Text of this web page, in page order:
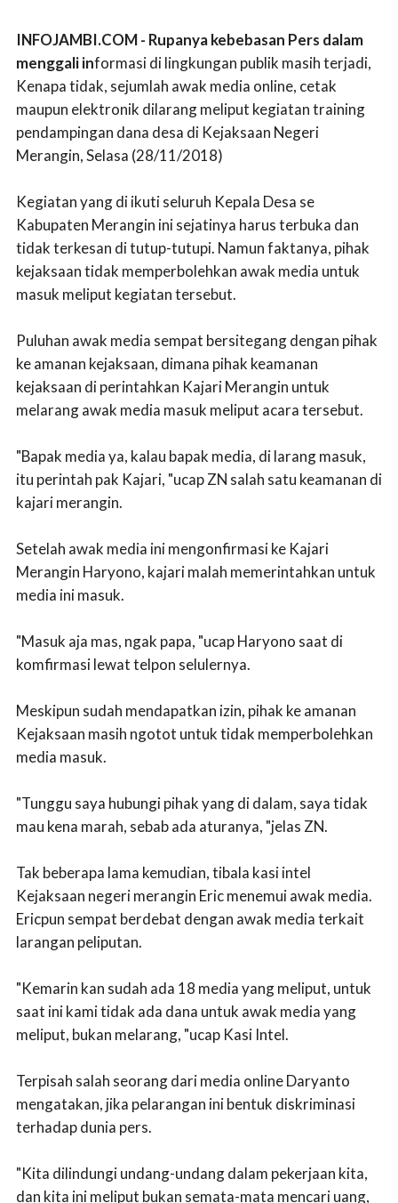
INFOJAMBI.COM - Rupanya kebebasan Pers dalam
menggali informasi di lingkungan publik masih terjadi,
Kenapa tidak, sejumlah awak media online, cetak
maupun elektronik dilarang meliput kegiatan training
pendampingan dana desa di Kejaksaan Negeri
Merangin, Selasa (28/11/2018)
Kegiatan yang di ikuti seluruh Kepala Desa se
Kabupaten Merangin ini sejatinya harus terbuka dan
tidak terkesan di tutup-tutupi. Namun faktanya, pihak
kejaksaan tidak memperbolehkan awak media untuk
masuk meliput kegiatan tersebut.
Puluhan awak media sempat bersitegang dengan pihak
ke amanan kejaksaan, dimana pihak keamanan
kejaksaan di perintahkan Kajari Merangin untuk
melarang awak media masuk meliput acara tersebut.
"Bapak media ya, kalau bapak media, di larang masuk,
itu perintah pak Kajari, "ucap ZN salah satu keamanan di
kajari merangin.
Setelah awak media ini mengonfirmasi ke Kajari
Merangin Haryono, kajari malah memerintahkan untuk
media ini masuk.
"Masuk aja mas, ngak papa, "ucap Haryono saat di
komfirmasi lewat telpon selulernya.
Meskipun sudah mendapatkan izin, pihak ke amanan
Kejaksaan masih ngotot untuk tidak memperbolehkan
media masuk.
"Tunggu saya hubungi pihak yang di dalam, saya tidak
mau kena marah, sebab ada aturanya, "jelas ZN.
Tak beberapa lama kemudian, tibala kasi intel
Kejaksaan negeri merangin Eric menemui awak media.
Ericpun sempat berdebat dengan awak media terkait
larangan peliputan.
"Kemarin kan sudah ada 18 media yang meliput, untuk
saat ini kami tidak ada dana untuk awak media yang
meliput, bukan melarang, "ucap Kasi Intel.
Terpisah salah seorang dari media online Daryanto
mengatakan, jika pelarangan ini bentuk diskriminasi
terhadap dunia pers.
"Kita dilindungi undang-undang dalam pekerjaan kita,
dan kita ini meliput bukan semata-mata mencari uang,